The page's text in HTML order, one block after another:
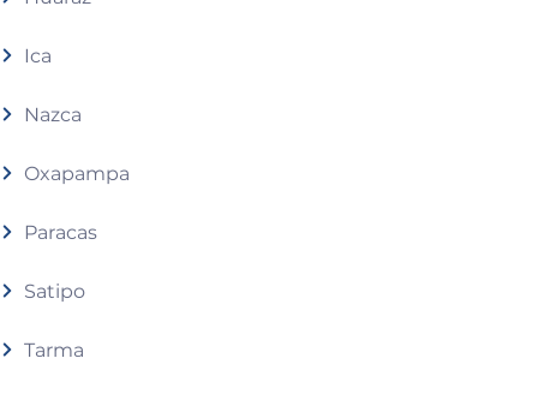
Ica
Nazca
Oxapampa
Paracas
Satipo
Tarma